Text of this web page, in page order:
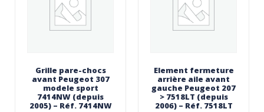
Grille pare-chocs
avant Peugeot 307
modele sport
7414NW (depuis
2005) – Réf. 7414NW
Element fermeture
arrière aile avant
gauche Peugeot 207
> 7518LT (depuis
2006) – Réf. 7518LT